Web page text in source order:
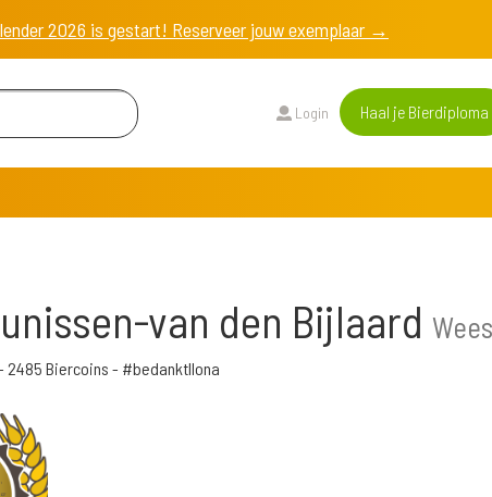
2026 is gestart! Reserveer jouw exemplaar →
Login Haal je Bierdiploma
van den Bijlaard
2485 Biercoins - #bedanktIlona